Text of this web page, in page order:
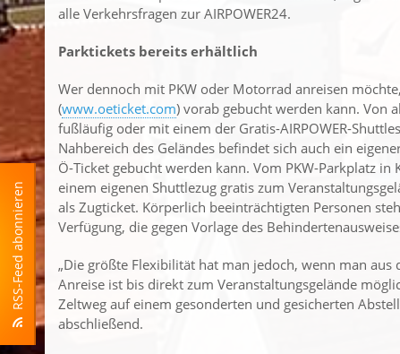
RSS-Feed abonnieren
alle Verkehrsfragen zur AIRPOWER24.
Parktickets bereits erhältlich
Wer dennoch mit PKW oder Motorrad anreisen
(www.oeticket.com) vorab gebucht werden kann. Von
fußläufig oder mit einem der Gratis-AIRPOWER-
Nahbereich des Geländes befindet sich auch ein
Ö-Ticket gebucht werden kann. Vom PKW-Parkplatz
einem eigenen Shuttlezug gratis zum
als Zugticket. Körperlich beeinträchtigten Personen
Verfügung, die gegen Vorlage des
„Die größte Flexibilität hat man jedoch, wenn man aus
Anreise ist bis direkt zum Veranstaltungsgelände
Zeltweg auf einem gesonderten und gesicherten
abschließend.